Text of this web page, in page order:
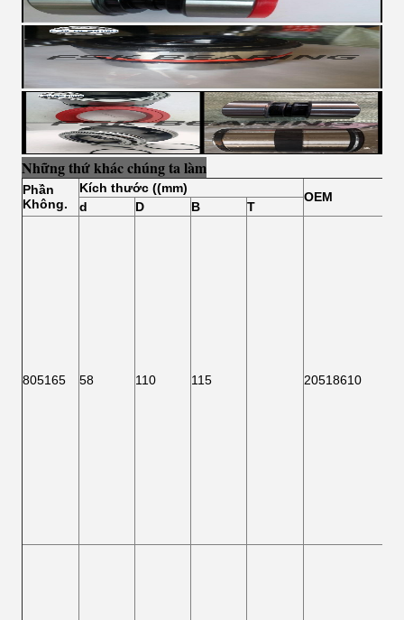
Những thứ khác chúng ta làm
Phần
Không.
Kích thước ((mm)
OEM
d D B T
805165 58 110 115 20518610